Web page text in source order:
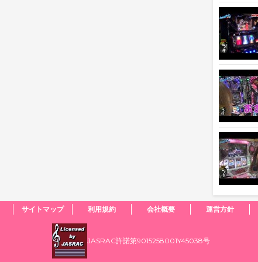
サイトマップ 利用規約 会社概要 運営方針
JASRAC許諾第9015258001Y45038号